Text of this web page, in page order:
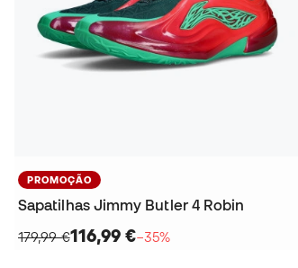
PROMOÇÃO
Sapatilhas Jimmy Butler 4 Robin
179,99 €116,99 €−35%